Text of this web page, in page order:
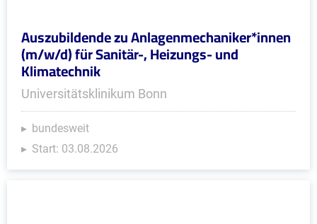
Auszubildende zu Anlagenmechaniker*innen
(m/w/d) für Sanitär-, Heizungs- und
Klimatechnik
Universitätsklinikum Bonn
bundesweit
Start: 03.08.2026